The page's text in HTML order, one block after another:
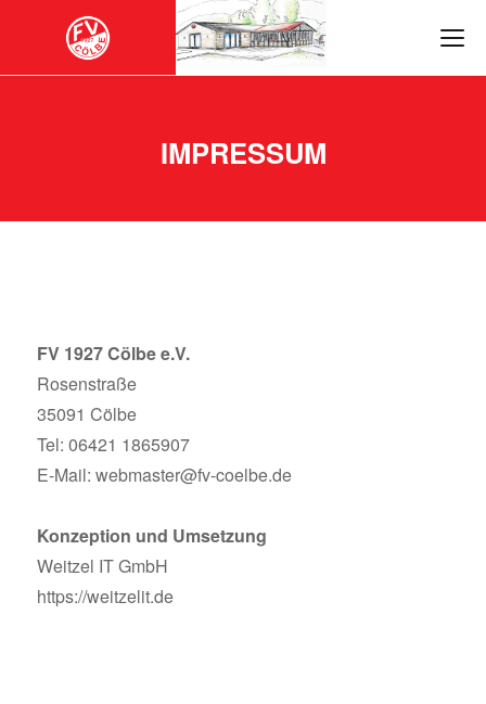
IMPRESSUM
FV 1927 Cölbe e.V.
Rosenstraße
35091 Cölbe
Tel: 06421 1865907
E-Mail: webmaster@fv-coelbe.de
Konzeption und Umsetzung
Weitzel IT GmbH
https://weitzelit.de